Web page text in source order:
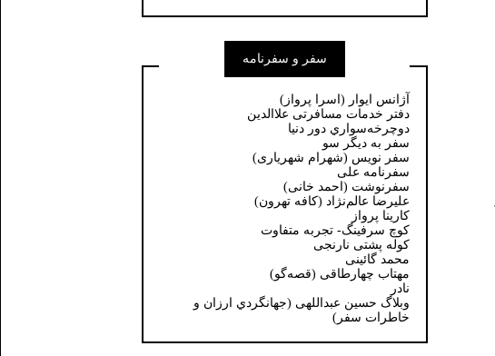
سفر و سفرنامه
آژانس ایوار (اسرا پرواز)
دفتر خدمات مسافرتی علاالدین
دوچرخه‌سواري دور دنيا
سفر به دیگر سو
سفر نویس (شهرام شهریاری)
سفرنامه علی
سفرنوشت (احمد خانی)
عليرضا عالم‌نژاد (كافه تهرون)
کارینا پرواز
کوچ سرفینگ- تجربه متفاوت
کوله پشتی نارنجی
محمد گائینی
مهتاب چهارطاقی (قصه‌گو)
نادر
وبلاگ حسين عبداللهی (جهانگردي ارزان و
خاطرات سفر)